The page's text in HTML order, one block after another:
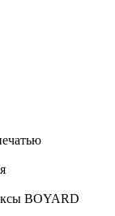
BOYARD